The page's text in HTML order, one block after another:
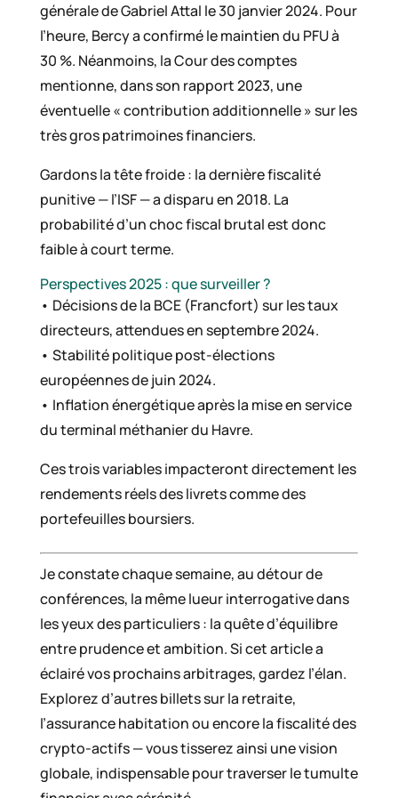
générale de Gabriel Attal le 30 janvier 2024. Pour
l’heure, Bercy a confirmé le maintien du PFU à
30 %. Néanmoins, la Cour des comptes
mentionne, dans son rapport 2023, une
éventuelle « contribution additionnelle » sur les
très gros patrimoines financiers.
Gardons la tête froide : la dernière fiscalité
punitive — l’ISF — a disparu en 2018. La
probabilité d’un choc fiscal brutal est donc
faible à court terme.
Perspectives 2025 : que surveiller ?
• Décisions de la BCE (Francfort) sur les taux
directeurs, attendues en septembre 2024.
• Stabilité politique post-élections
européennes de juin 2024.
• Inflation énergétique après la mise en service
du terminal méthanier du Havre.
Ces trois variables impacteront directement les
rendements réels des livrets comme des
portefeuilles boursiers.
Je constate chaque semaine, au détour de
conférences, la même lueur interrogative dans
les yeux des particuliers : la quête d’équilibre
entre prudence et ambition. Si cet article a
éclairé vos prochains arbitrages, gardez l’élan.
Explorez d’autres billets sur la retraite,
l’assurance habitation ou encore la fiscalité des
crypto-actifs — vous tisserez ainsi une vision
globale, indispensable pour traverser le tumulte